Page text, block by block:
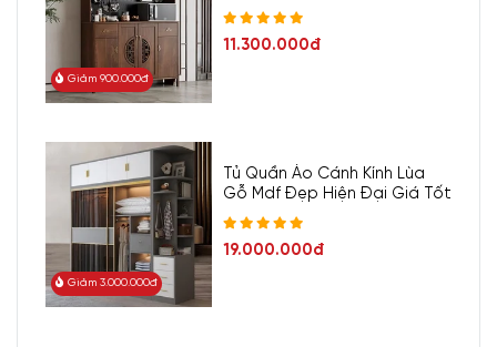
Giảm 900.000đ
11.300.000đ
Giảm 3.000.000đ
Tủ Quần Áo Cánh Kính Lùa
Gỗ Mdf Đẹp Hiện Đại Giá Tốt
19.000.000đ